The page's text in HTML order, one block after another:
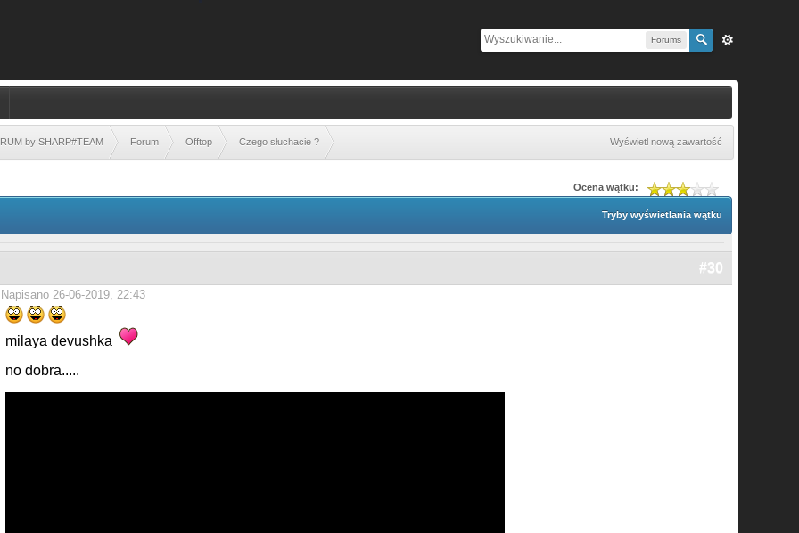
Forums
by SHARP#TEAM Forum Offtop Czego słuchacie ? Wyświetl nową zawartość
Ocena wątku:
Tryby wyświetlania wątku
#30
Napisano 26-06-2019, 22:43
milaya devushka
no dobra.....